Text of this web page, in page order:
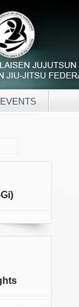
EVENTS